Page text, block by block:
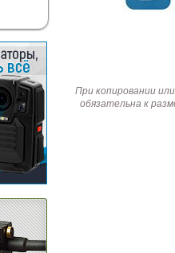
При копировании
обязательна к